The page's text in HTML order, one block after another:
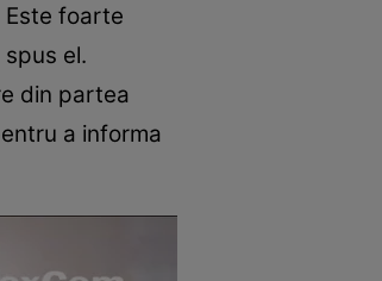
Este foarte
el.
din partea
a informa